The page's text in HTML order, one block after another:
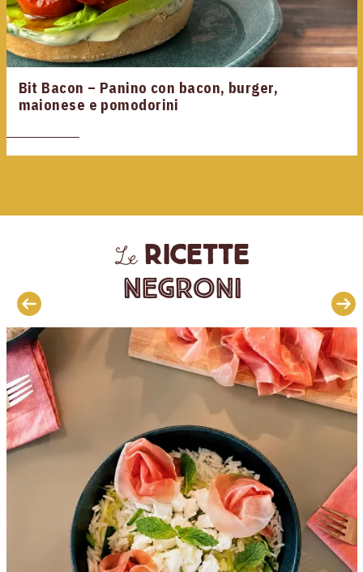
Bit Bacon – Panino con bacon, burger,
maionese e pomodorini
Lericette
Negroni